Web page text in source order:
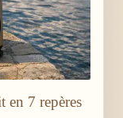
en 7 repères